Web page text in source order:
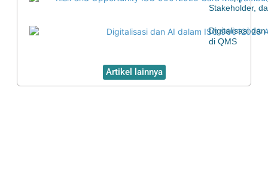
Stakeholder,
Digitalisasi
di QMS
Artikel lainnya